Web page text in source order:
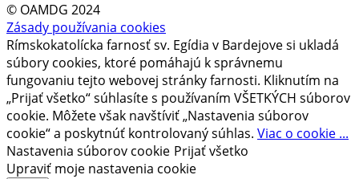
© OAMDG 2024
Zásady používania cookies
Rímskokatolícka farnosť sv. Egídia v Bardejove si ukladá
súbory cookies, ktoré pomáhajú k správnemu
fungovaniu tejto webovej stránky farnosti. Kliknutím na
„Prijať všetko“ súhlasíte s používaním VŠETKÝCH súborov
cookie. Môžete však navštíviť „Nastavenia súborov
cookie“ a poskytnúť kontrolovaný súhlas. Viac o cookie ...
Nastavenia súborov cookie Prijať všetko
Upraviť moje nastavenia cookie